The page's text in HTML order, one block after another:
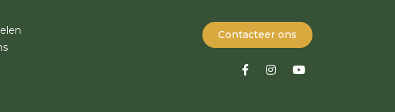
Contacteer ons